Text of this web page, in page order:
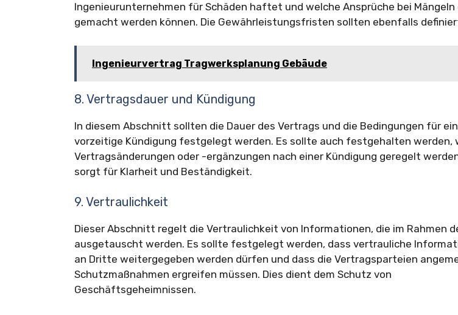
Ingenieurunternehmen für Schäden haftet und welche Ansprüche bei
gemacht werden können. Die Gewährleistungsfristen sollten ebenfalls
Ingenieurvertrag Tragwerksplanung Gebäude
8. Vertragsdauer und Kündigung
In diesem Abschnitt sollten die Dauer des Vertrags und die Bedingungen für
vorzeitige Kündigung festgelegt werden. Es sollte auch festgehalten werden,
Vertragsänderungen oder -ergänzungen nach einer Kündigung geregelt
sorgt für Klarheit und Beständigkeit.
9. Vertraulichkeit
Dieser Abschnitt regelt die Vertraulichkeit von Informationen, die im Rahmen
ausgetauscht werden. Es sollte festgelegt werden, dass vertrauliche
an Dritte weitergegeben werden dürfen und dass die Vertragsparteien
Schutzmaßnahmen ergreifen müssen. Dies dient dem Schutz von
Geschäftsgeheimnissen.